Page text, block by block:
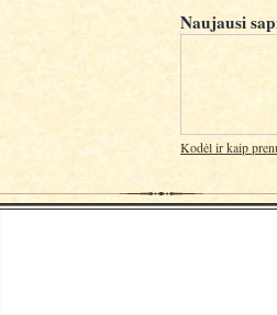
Naujausi
Kodėl ir kaip